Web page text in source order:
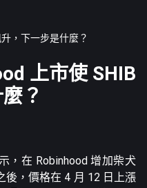
，下一步是什麼？
上市使 SHIB
？
，在 Robinhood 增加柴犬
後，價格在 4 月 12 日上漲